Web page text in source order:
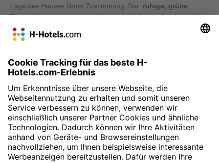
Lage des Hauses findet Zustimmung: Die „ ruhige, grüne
Gegend“ wird genauso gelobt, wie die Nähe zur Autobahn, die
als praktisch wahrgenommen wird. In ihren Beurteilungen
merken die Gäste an, dass sie das H+ Hotel Nürnberg „
buchen“ würden. Zusammenfassend lässt sich zitieren: Ich
„komme ganz bestimmt mal wieder“, „bravo!
» Zur Buchung